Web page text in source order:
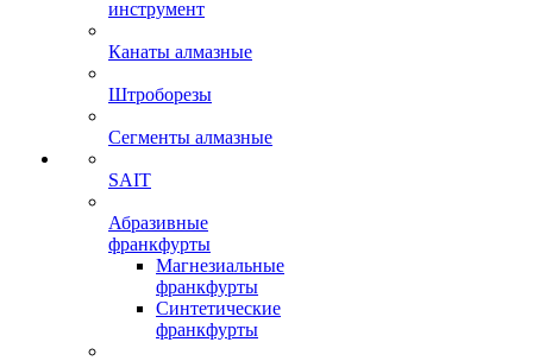
инструмент
Канаты алмазные
Штроборезы
Сегменты алмазные
SAIT
Абразивные
франкфурты
Магнезиальные
франкфурты
Синтетические
франкфурты